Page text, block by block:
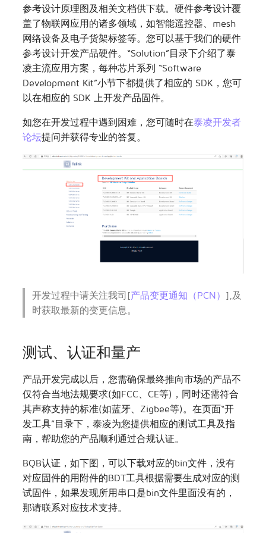
参考设计原理图及相关文档供下载。硬件参考设计覆
盖了物联网应用的诸多领域，如智能遥控器、mesh
网络设备及电子货架标签等。您可以基于我们的硬件
参考设计开发产品硬件。“Solution”目录下介绍了泰
凌主流应用方案，每种芯片系列 “Software
Development Kit”小节下都提供了相应的 SDK，您可
以在相应的 SDK 上开发产品固件。
如您在开发过程中遇到困难，您可随时在泰凌开发者
论坛提问并获得专业的答复。
开发过程中请关注我司[产品变更通知（PCN） ],及
时获取最新的变更信息。
测试、认证和量产
产品开发完成以后，您需确保最终推向市场的产品不
仅符合当地法规要求(如FCC、CE等)，同时还需符合
其声称支持的标准(如蓝牙、Zigbee等)。在页面“开
发工具”目录下，泰凌为您提供相应的测试工具及指
南，帮助您的产品顺利通过合规认证。
BQB认证，如下图，可以下载对应的bin文件，没有
对应固件的用附件的BDT工具根据需要生成对应的测
试固件，如果发现所用串口是bin文件里面没有的，
那请联系对应技术支持。